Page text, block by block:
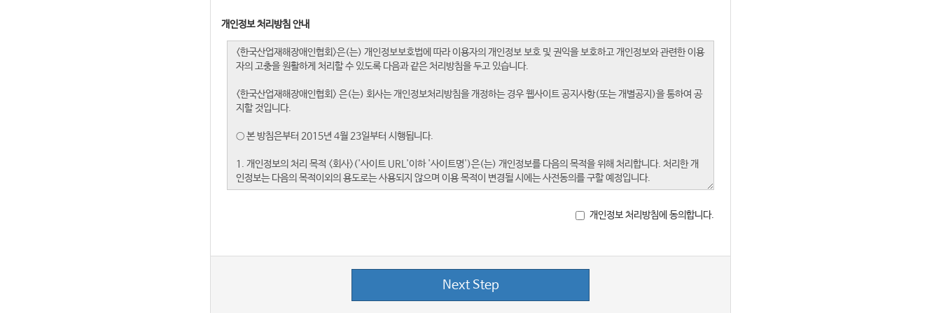
개인정보 처리방침 안내
개인정보 처리방침에 동의합니다.
Next Step